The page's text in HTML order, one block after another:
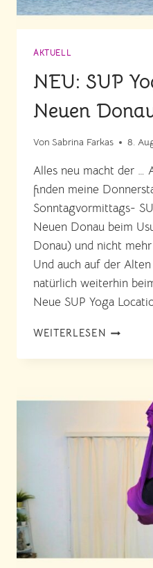
AKTUELL
NEU: SUP
Neuen
Von Sabrina Farkas 8.
Alles neu macht der …
finden meine
Sonntagvormittags-
Neuen Donau beim
Donau) und nicht
Und auch auf der
natürlich weiterhin
Neue SUP Yoga
WEITERLESEN NEU:
YOGA
NEUEN